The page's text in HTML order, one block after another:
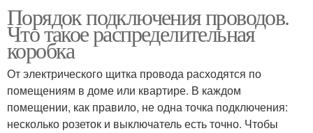
Порядок подключения проводов.
Что такое распределительная
коробка
От электрического щитка провода расходятся по
помещениям в доме или квартире. В каждом
помещении, как правило, не одна точка подключения:
несколько розеток и выключатель есть точно. Чтобы